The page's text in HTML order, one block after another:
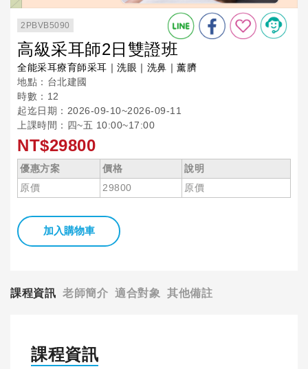
2PBVB5090
高級采耳師2日雙證班
全能采耳療育師采耳｜洗眼｜洗鼻｜薰臍
地點：台北建國
時數：12
起迄日期：2026-09-10~2026-09-11
上課時間：四~五 10:00~17:00
NT$29800
優惠方案 價格
說明
原價
29800 原價
加入購物車
課程資訊 老師簡介 適合對象 其他備註
課程資訊